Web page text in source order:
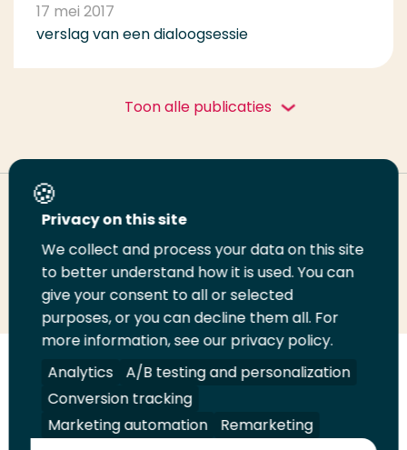
17 mei 2017
verslag van een dialoogsessie
Toon alle publicaties
Deel deze pagina
Deel
LinkedIn
Deel
op
Twitter
Deel
op
Facebook
Email
deze
pagina
Print
deze
pagina
Volg
ons
op
LinkedIn
Volg
ons
op
Facebook
Volg
ons
op
YouTube
Volg
ons
op
Instagram
Juridisch Security A-Z Index
Contact
Privacy on this site
We collect and process your data on this site
to better understand how it is used. You can
give your consent to all or selected
purposes, or you can decline them all. For
more information, see our privacy policy.
Analytics
A/B testing and personalization
Conversion tracking
Marketing automation
Remarketing